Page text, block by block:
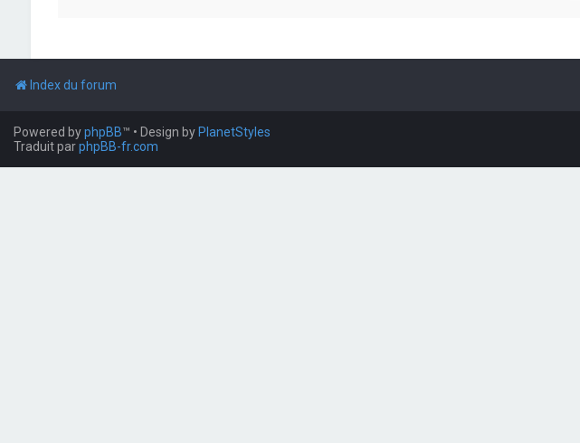
Index du forum
Powered byphpBB™ • Design by PlanetStyles
Traduit parphpBB-fr.com